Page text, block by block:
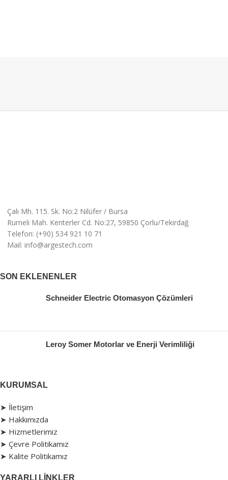
Çalı Mh. 115. Sk. No:2 Nilüfer / Bursa
Rumeli Mah. Kenterler Cd. No:27, 59850 Çorlu/Tekirdağ
Telefon: (+90) 534 921 10 71
Mail: info@argestech.com
SON EKLENENLER
Schneider Electric Otomasyon Çözümleri
Leroy Somer Motorlar ve Enerji Verimliliği
KURUMSAL
➤ İletişim
➤ Hakkımızda
➤ Hizmetlerimiz
➤ Çevre Politikamız
➤ Kalite Politikamız
YARARLI LINKLER